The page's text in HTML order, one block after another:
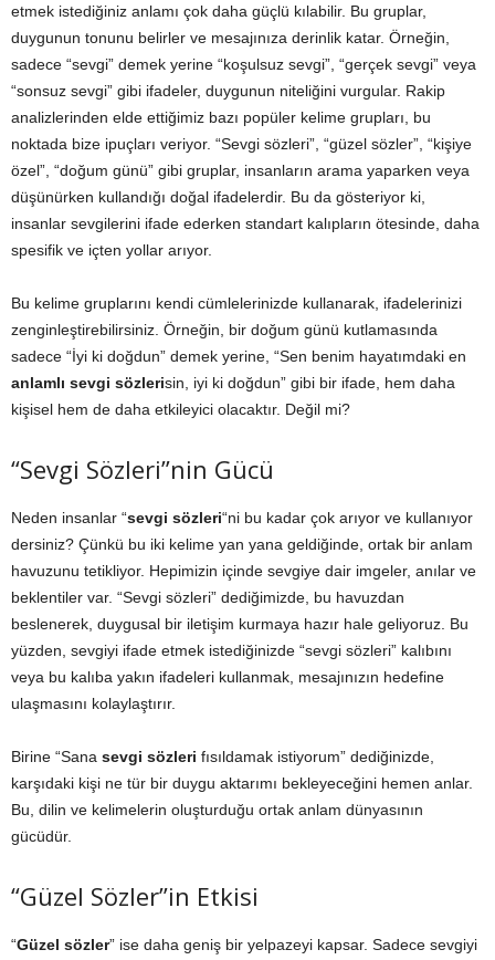
etmek istediğiniz anlamı çok daha güçlü kılabilir. Bu gruplar,
duygunun tonunu belirler ve mesajınıza derinlik katar. Örneğin,
sadece “sevgi” demek yerine “koşulsuz sevgi”, “gerçek sevgi” veya
“sonsuz sevgi” gibi ifadeler, duygunun niteliğini vurgular. Rakip
analizlerinden elde ettiğimiz bazı popüler kelime grupları, bu
noktada bize ipuçları veriyor. “Sevgi sözleri”, “güzel sözler”, “kişiye
özel”, “doğum günü” gibi gruplar, insanların arama yaparken veya
düşünürken kullandığı doğal ifadelerdir. Bu da gösteriyor ki,
insanlar sevgilerini ifade ederken standart kalıpların ötesinde, daha
spesifik ve içten yollar arıyor.
Bu kelime gruplarını kendi cümlelerinizde kullanarak, ifadelerinizi
zenginleştirebilirsiniz. Örneğin, bir doğum günü kutlamasında
sadece “İyi ki doğdun” demek yerine, “Sen benim hayatımdaki en
anlamlı sevgi sözlerisin, iyi ki doğdun” gibi bir ifade, hem daha
kişisel hem de daha etkileyici olacaktır. Değil mi?
“Sevgi Sözleri”nin Gücü
Neden insanlar “sevgi sözleri“ni bu kadar çok arıyor ve kullanıyor
dersiniz? Çünkü bu iki kelime yan yana geldiğinde, ortak bir anlam
havuzunu tetikliyor. Hepimizin içinde sevgiye dair imgeler, anılar ve
beklentiler var. “Sevgi sözleri” dediğimizde, bu havuzdan
beslenerek, duygusal bir iletişim kurmaya hazır hale geliyoruz. Bu
yüzden, sevgiyi ifade etmek istediğinizde “sevgi sözleri” kalıbını
veya bu kalıba yakın ifadeleri kullanmak, mesajınızın hedefine
ulaşmasını kolaylaştırır.
Birine “Sana sevgi sözleri fısıldamak istiyorum” dediğinizde,
karşıdaki kişi ne tür bir duygu aktarımı bekleyeceğini hemen anlar.
Bu, dilin ve kelimelerin oluşturduğu ortak anlam dünyasının
gücüdür.
“Güzel Sözler”in Etkisi
“Güzel sözler” ise daha geniş bir yelpazeyi kapsar. Sadece sevgiyi